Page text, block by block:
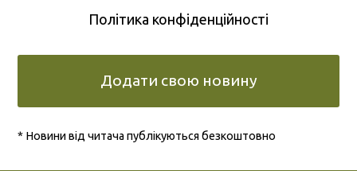
Політика конфіденційності
Додати свою новину
* Новини від читача публікуються безкоштовно